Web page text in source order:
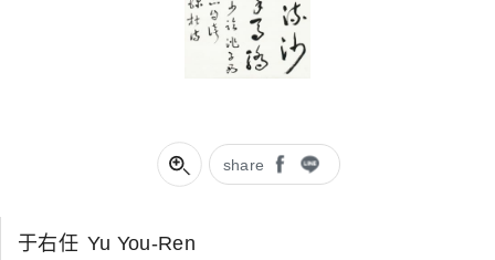
share
于右任 Yu You-Ren